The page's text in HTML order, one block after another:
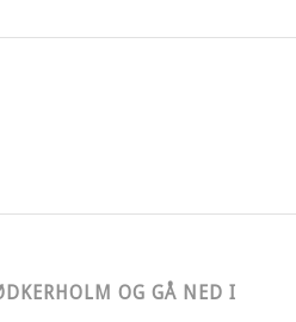
OG GÅ NED I